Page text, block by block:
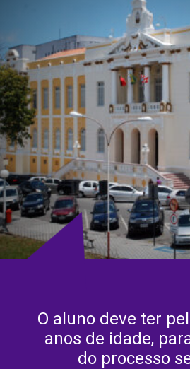
O aluno deve ter
anos de idade,
do processo